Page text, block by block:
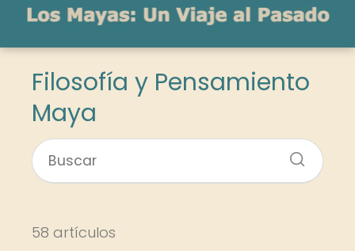
Filosofía y Pensamiento
Maya
58 artículos